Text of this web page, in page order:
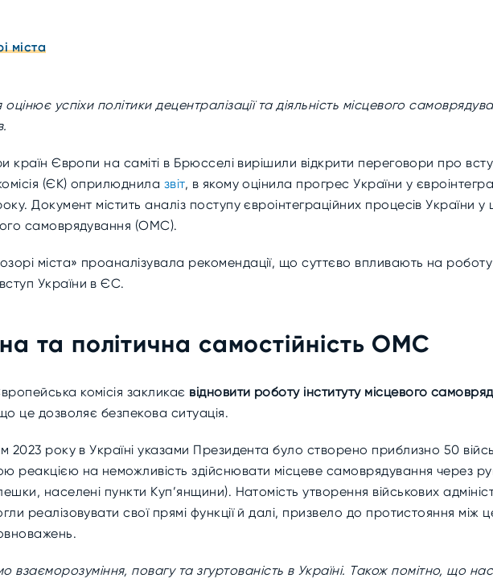
міста
оцінює успіхи політики децентралізації та діяльність місцевого
країн Європи на саміті в Брюсселі вирішили відкрити переговори про
(ЄК) оприлюднила звіт, в якому оцінила прогрес України у
Документ містить аналіз поступу євроінтеграційних процесів
самоврядування (ОМС).
міста» проаналізувала рекомендації, що суттєво впливають на
України в ЄС.
та політична самостійність ОМС
комісія закликає відновити роботу інституту місцевого
це дозволяє безпекова ситуація.
2023 року в Україні указами Президента було створено приблизно 50
реакцією на неможливість здійснювати місцеве самоврядування через
населені пункти Куп’янщини). Натомість утворення військових
реалізовувати свої прямі функції й далі, призвело до протистояння
взаєморозуміння, повагу та згуртованість в Україні. Також помітно, що